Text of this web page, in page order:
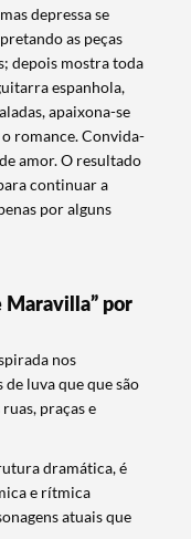
depressa se
as peças
depois mostra toda
espanhola,
apaixona-se
romance. Convida-
amor. O resultado
continuar a
por alguns
Maravilla” por
nos
luva que que são
praças e
dramática, é
e rítmica
atuais que